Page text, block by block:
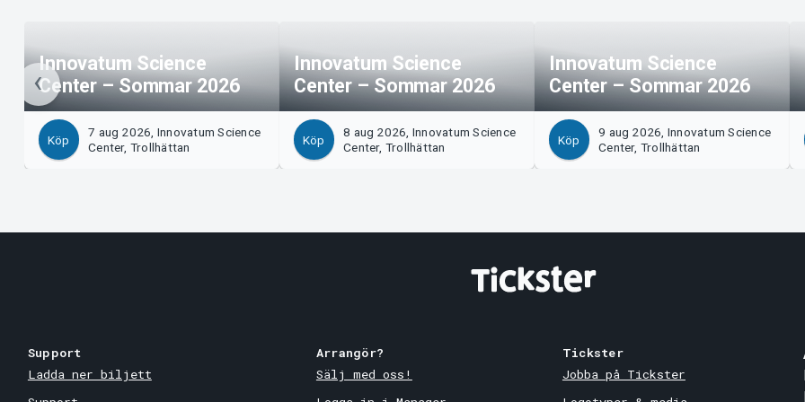
Innovatum Science
Center – Sommar 2026
Köp
7 aug 2026, Innovatum Science
Center, Trollhättan
Innovatum Science
Center – Sommar 2026
Köp
8 aug 2026, Innovatum Science
Center, Trollhättan
Innovatum Science
Center – Sommar 2026
Köp
9 aug 2026, Innovatum Science
Center, Trollhättan
Support
Ladda ner biljett
Arrangör?
Sälj med oss!
Tickster
Jobba på Tickster